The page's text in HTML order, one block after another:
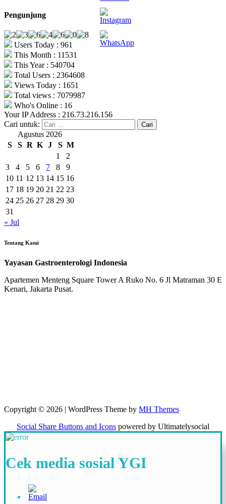
Pengunjung
Users Today : 961
This Month : 11531
This Year : 540704
Total Users : 2364608
Views Today : 1651
Total views : 7079987
Who's Online : 16
Your IP Address : 216.73.216.156
Cari untuk:
Agustus 2026
S
S R K J S M
1
2
3
4 5 6 7 8
9
10 11 12 13 14 15 16
17 18 19 20 21 22 23
24 25 26 27 28 29 30
31
« Jul
Tentang Kami
Yayasan Gastroenterologi Indonesia
Apartemen Menteng Square Tower A Ruko No. 6 Jl Matraman 30 E
Kenari, Jakarta Pusat.
Copyright © 2026 | WordPress Theme by MH Themes
Social Share Buttons and Icons powered by Ultimatelysocial
Cek media sosial YGI